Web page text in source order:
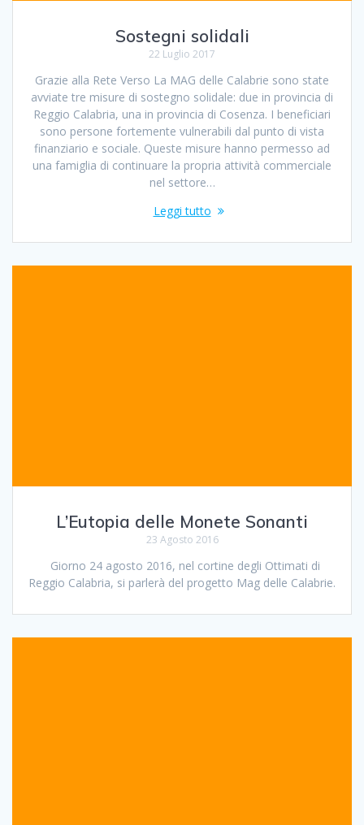
Sostegni solidali
22 Luglio 2017
Grazie alla Rete Verso La MAG delle Calabrie sono state
avviate tre misure di sostegno solidale: due in provincia di
Reggio Calabria, una in provincia di Cosenza. I beneficiari
sono persone fortemente vulnerabili dal punto di vista
finanziario e sociale. Queste misure hanno permesso ad
una famiglia di continuare la propria attività commerciale
nel settore…
Leggi tutto
L’Eutopia delle Monete Sonanti
23 Agosto 2016
Giorno 24 agosto 2016, nel cortine degli Ottimati di
Reggio Calabria, si parlerà del progetto Mag delle Calabrie.